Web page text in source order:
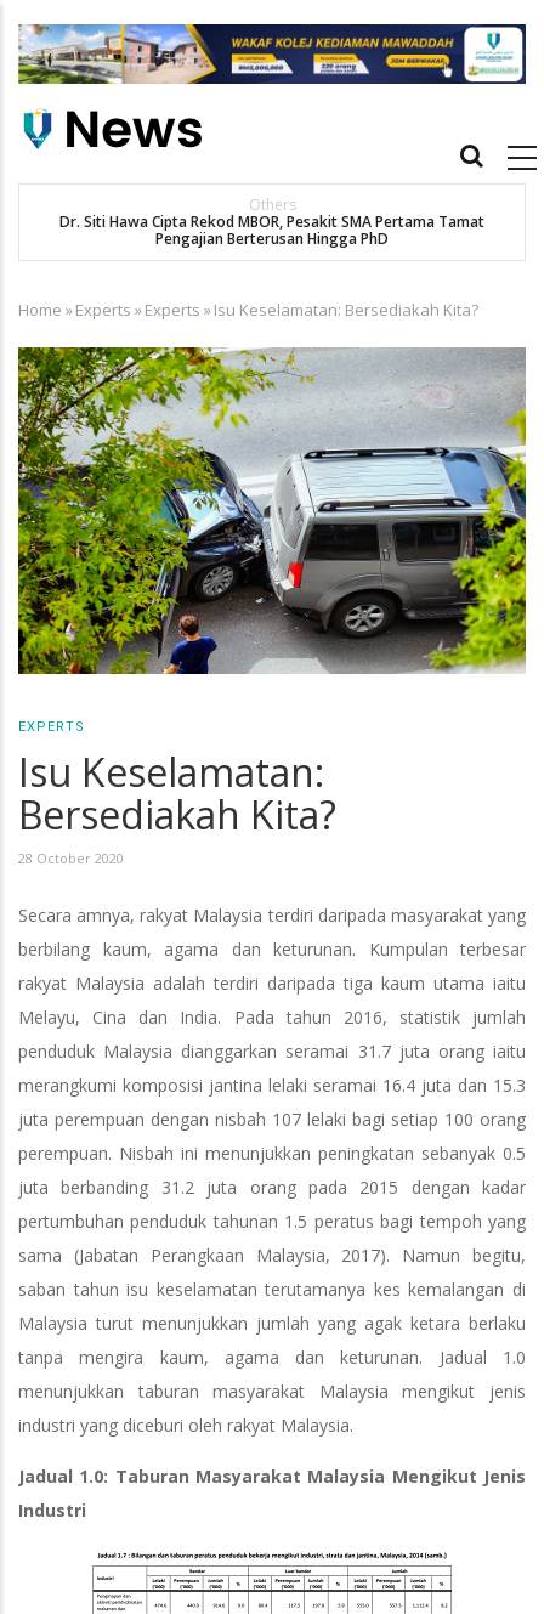
main
Main
Others
Dr. Siti Hawa Cipta Rekod MBOR, Pesakit SMA Pertama Tamat
Pengajian Berterusan Hingga PhD
Breadcrumb
Home »Experts »Experts »Isu Keselamatan: Bersediakah Kita?
EXPERTS
Isu Keselamatan:
Bersediakah Kita?
28 October 2020
Secara amnya, rakyat Malaysia terdiri daripada masyarakat yang
berbilang kaum, agama dan keturunan. Kumpulan terbesar
rakyat Malaysia adalah terdiri daripada tiga kaum utama iaitu
Melayu, Cina dan India. Pada tahun 2016, statistik jumlah
penduduk Malaysia dianggarkan seramai 31.7 juta orang iaitu
merangkumi komposisi jantina lelaki seramai 16.4 juta dan 15.3
juta perempuan dengan nisbah 107 lelaki bagi setiap 100 orang
perempuan. Nisbah ini menunjukkan peningkatan sebanyak 0.5
juta berbanding 31.2 juta orang pada 2015 dengan kadar
pertumbuhan penduduk tahunan 1.5 peratus bagi tempoh yang
sama (Jabatan Perangkaan Malaysia, 2017). Namun begitu,
saban tahun isu keselamatan terutamanya kes kemalangan di
Malaysia turut menunjukkan jumlah yang agak ketara berlaku
tanpa mengira kaum, agama dan keturunan. Jadual 1.0
menunjukkan taburan masyarakat Malaysia mengikut jenis
industri yang diceburi oleh rakyat Malaysia.
Jadual 1.0: Taburan Masyarakat Malaysia Mengikut Jenis
Industri